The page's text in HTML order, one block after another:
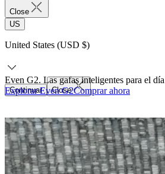
Close
US
United States (USD $)
Continuar Close
Even G2. Las gafas inteligentes para el
Explorar Even G2Comprar ahora